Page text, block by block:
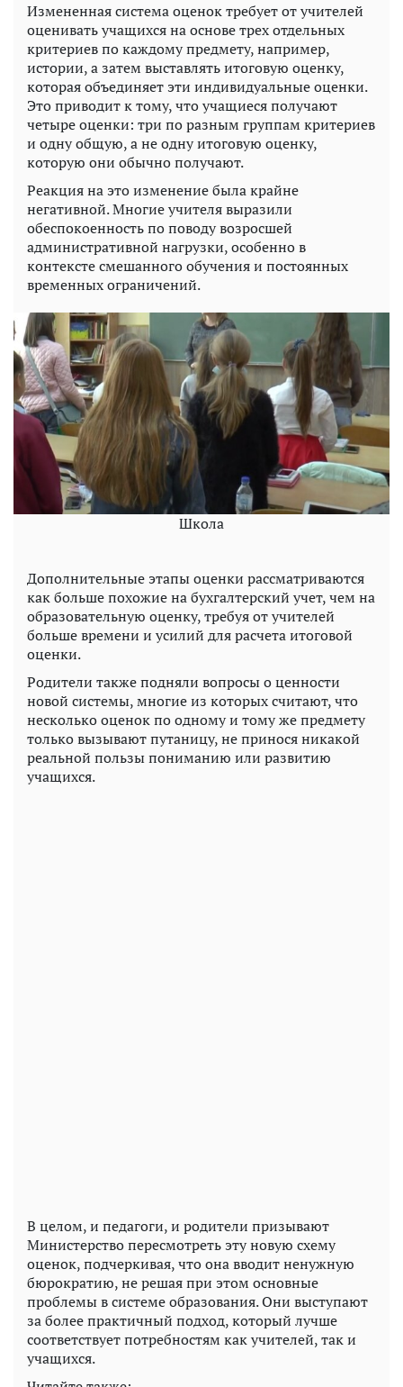
Измененная система оценок требует от учителей
оценивать учащихся на основе трех отдельных
критериев по каждому предмету, например,
истории, а затем выставлять итоговую оценку,
которая объединяет эти индивидуальные оценки.
Это приводит к тому, что учащиеся получают
четыре оценки: три по разным группам критериев
и одну общую, а не одну итоговую оценку,
которую они обычно получают.
Реакция на это изменение была крайне
негативной. Многие учителя выразили
обеспокоенность по поводу возросшей
административной нагрузки, особенно в
контексте смешанного обучения и постоянных
временных ограничений.
Школа
Дополнительные этапы оценки рассматриваются
как больше похожие на бухгалтерский учет, чем на
образовательную оценку, требуя от учителей
больше времени и усилий для расчета итоговой
оценки.
Родители также подняли вопросы о ценности
новой системы, многие из которых считают, что
несколько оценок по одному и тому же предмету
только вызывают путаницу, не принося никакой
реальной пользы пониманию или развитию
учащихся.
В целом, и педагоги, и родители призывают
Министерство пересмотреть эту новую схему
оценок, подчеркивая, что она вводит ненужную
бюрократию, не решая при этом основные
проблемы в системе образования. Они выступают
за более практичный подход, который лучше
соответствует потребностям как учителей, так и
учащихся.